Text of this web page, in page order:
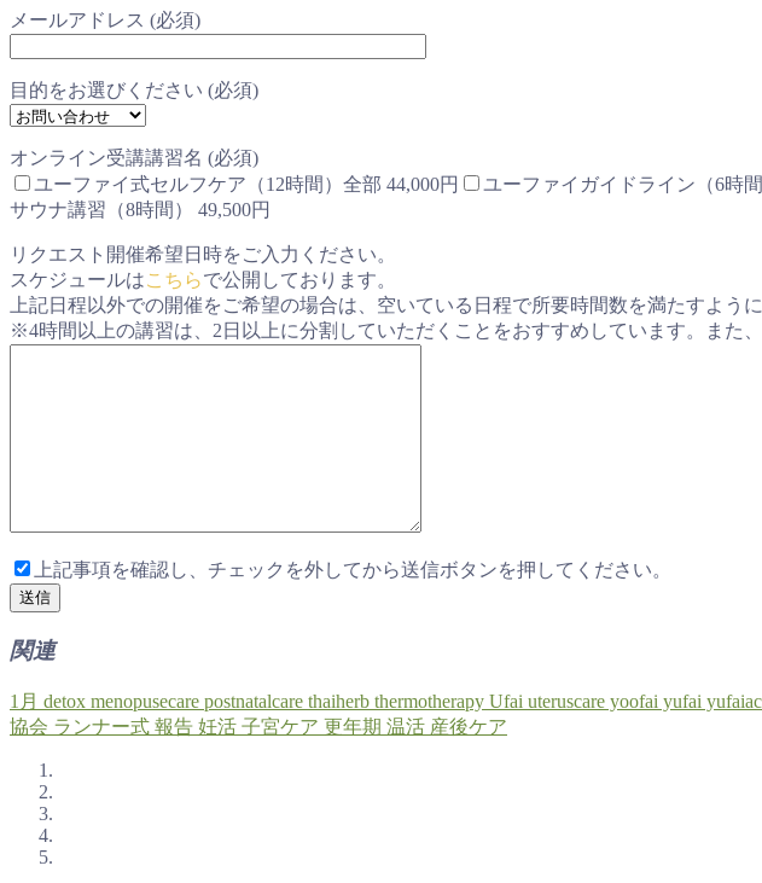
メールアドレス (必須)
目的をお選びください (必須)
オンライン受講講習名 (必須)
ユーファイ式セルフケア（12時間）全部 44,000円
ユーファイガイドライン（6時間
サウナ講習（8時間） 49,500円
リクエスト開催希望日時をご入力ください。
スケジュールはこちらで公開しております。
上記日程以外での開催をご希望の場合は、空いている日程で所要時間数を満たすよう
※4時間以上の講習は、2日以上に分割していただくことをおすすめしています。また
上記事項を確認し、チェックを外してから送信ボタンを押してください。
関連
1月 detox menopusecare postnatalcare thaiherb thermotherapy Ufai uteruscare yoofai yufai
協会 ランナー式 報告 妊活 子宮ケア 更年期 温活 産後ケア